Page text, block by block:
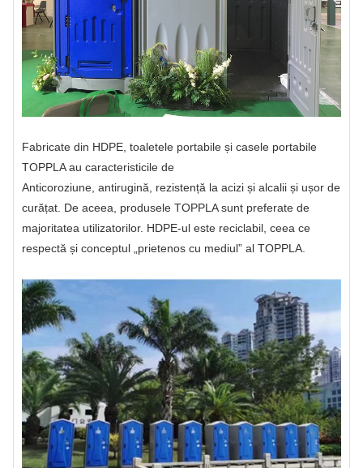
Fabricate din HDPE, toaletele portabile și casele portabile
TOPPLA au caracteristicile de
Anticoroziune, antirugină, rezistență la acizi și alcalii și ușor de
curățat. De aceea, produsele TOPPLA sunt preferate de
majoritatea utilizatorilor. HDPE-ul este reciclabil, ceea ce
respectă și conceptul „prietenos cu mediul” al TOPPLA.